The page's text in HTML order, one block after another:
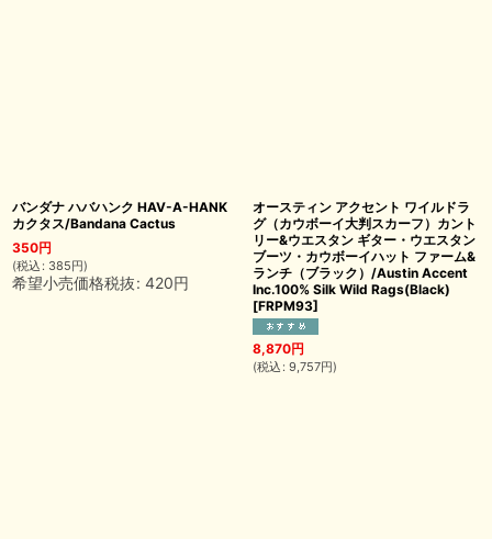
バンダナ ハバハンク HAV-A-HANK
カクタス/Bandana Cactus
350円
(税込 : 385円)
希望小売価格税抜: 420円
オースティン アクセント ワイルドラ
グ（カウボーイ大判スカーフ）カント
リー&ウエスタン ギター・ウエスタン
ブーツ・カウボーイハット ファーム&
ランチ（ブラック）/Austin Accent
Inc.100% Silk Wild Rags(Black)
[FRPM93]
8,870円
(税込 : 9,757円)